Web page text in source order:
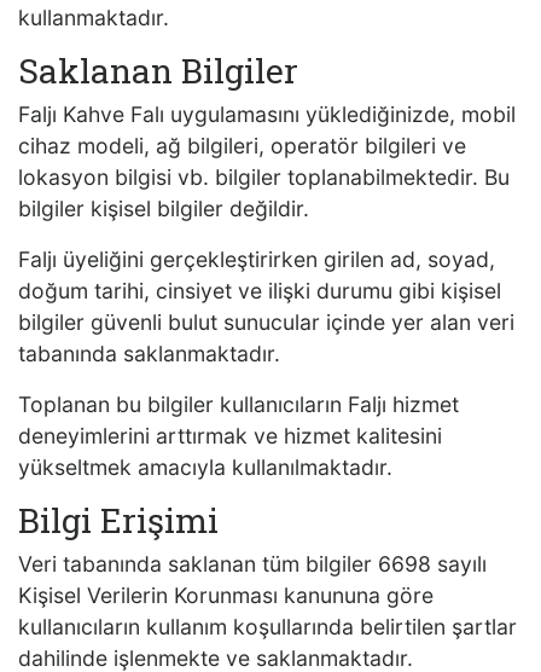
kullanmaktadır.
Saklanan Bilgiler
Faljı Kahve Falı uygulamasını yüklediğinizde, mobil
cihaz modeli, ağ bilgileri, operatör bilgileri ve
lokasyon bilgisi vb. bilgiler toplanabilmektedir. Bu
bilgiler kişisel bilgiler değildir.
Faljı üyeliğini gerçekleştirirken girilen ad, soyad,
doğum tarihi, cinsiyet ve ilişki durumu gibi kişisel
bilgiler güvenli bulut sunucular içinde yer alan veri
tabanında saklanmaktadır.
Toplanan bu bilgiler kullanıcıların Faljı hizmet
deneyimlerini arttırmak ve hizmet kalitesini
yükseltmek amacıyla kullanılmaktadır.
Bilgi Erişimi
Veri tabanında saklanan tüm bilgiler 6698 sayılı
Kişisel Verilerin Korunması kanununa göre
kullanıcıların kullanım koşullarında belirtilen şartlar
dahilinde işlenmekte ve saklanmaktadır.